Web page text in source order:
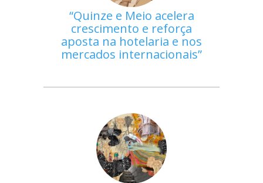
Quinze e Meio acelera
crescimento e reforça
aposta na hotelaria e nos
mercados internacionais